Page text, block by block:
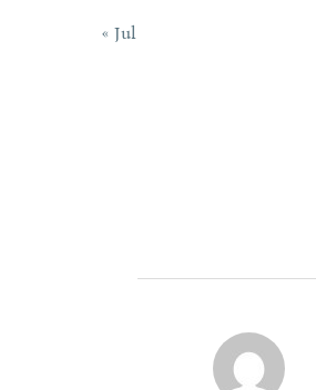
« Jul
POST AUTHOR